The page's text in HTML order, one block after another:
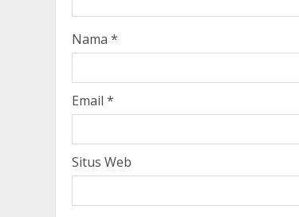
Nama *
Email *
Situs Web